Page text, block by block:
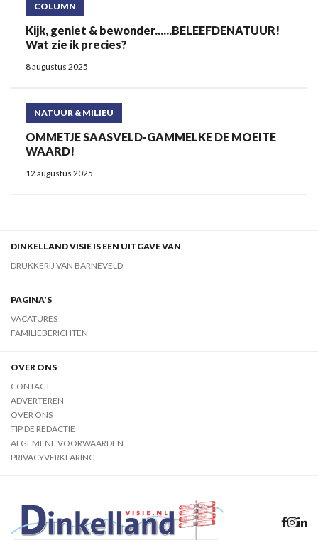
COLUMN
Kijk, geniet & bewonder......BELEEFDENATUUR!
Wat zie ik precies?
8 augustus 2025
NATUUR & MILIEU
OMMETJE SAASVELD-GAMMELKE DE MOEITE
WAARD!
12 augustus 2025
DINKELLAND VISIE IS EEN UITGAVE VAN
DRUKKERIJ VAN BARNEVELD
PAGINA'S
VACATURES
FAMILIEBERICHTEN
OVER ONS
CONTACT
ADVERTEREN
OVER ONS
TIP DE REDACTIE
ALGEMENE VOORWAARDEN
PRIVACYVERKLARING